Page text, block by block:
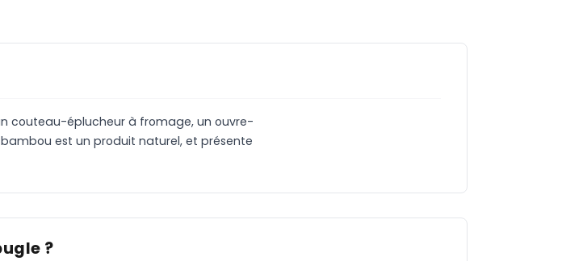
couteau-éplucheur à fromage, un ouvre-
est un produit naturel, et présente
?